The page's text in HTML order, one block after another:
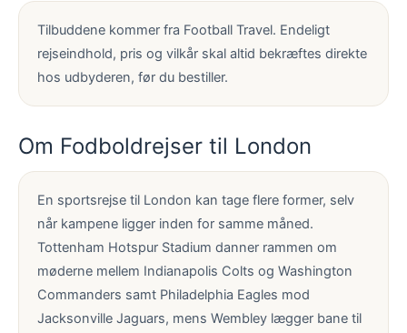
Tilbuddene kommer fra Football Travel. Endeligt
rejseindhold, pris og vilkår skal altid bekræftes direkte
hos udbyderen, før du bestiller.
Om Fodboldrejser til London
En sportsrejse til London kan tage flere former, selv
når kampene ligger inden for samme måned.
Tottenham Hotspur Stadium danner rammen om
møderne mellem Indianapolis Colts og Washington
Commanders samt Philadelphia Eagles mod
Jacksonville Jaguars, mens Wembley lægger bane til